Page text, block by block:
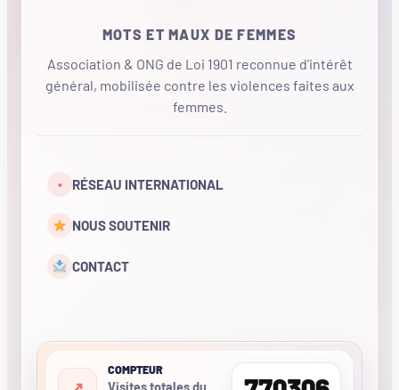
MOTS ET MAUX DE FEMMES
Association & ONG de Loi 1901 reconnue d'intérêt
général, mobilisée contre les violences faites aux
femmes.
• RÉSEAU INTERNATIONAL
NOUS SOUTENIR
CONTACT
COMPTEUR
Visites totales du